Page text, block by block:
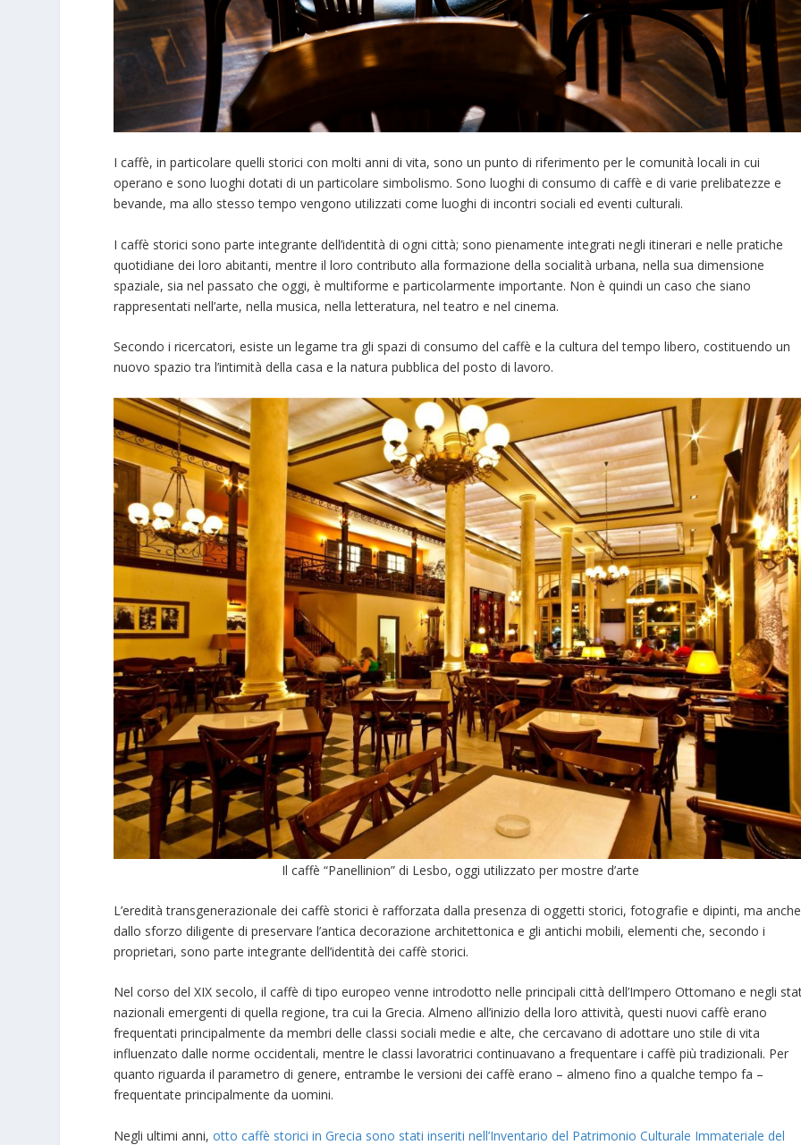
I caffè, in particolare quelli storici con molti anni di vita, sono un punto di riferimento per le comunità locali in cui
operano e sono luoghi dotati di un particolare simbolismo. Sono luoghi di consumo di caffè e di varie prelibatezze e
bevande, ma allo stesso tempo vengono utilizzati come luoghi di incontri sociali ed eventi culturali.
I caffè storici sono parte integrante dell’identità di ogni città; sono pienamente integrati negli itinerari e nelle pratiche
quotidiane dei loro abitanti, mentre il loro contributo alla formazione della socialità urbana, nella sua dimensione
spaziale, sia nel passato che oggi, è multiforme e particolarmente importante. Non è quindi un caso che siano
rappresentati nell’arte, nella musica, nella letteratura, nel teatro e nel cinema.
Secondo i ricercatori, esiste un legame tra gli spazi di consumo del caffè e la cultura del tempo libero, costituendo un
nuovo spazio tra l’intimità della casa e la natura pubblica del posto di lavoro.
Il caffè “Panellinion” di Lesbo, oggi utilizzato per mostre d’arte
L’eredità transgenerazionale dei caffè storici è rafforzata dalla presenza di oggetti storici, fotografie e dipinti, ma anche
dallo sforzo diligente di preservare l’antica decorazione architettonica e gli antichi mobili, elementi che, secondo i
proprietari, sono parte integrante dell’identità dei caffè storici.
Nel corso del XIX secolo, il caffè di tipo europeo venne introdotto nelle principali città dell’Impero Ottomano e negli
nazionali emergenti di quella regione, tra cui la Grecia. Almeno all’inizio della loro attività, questi nuovi caffè erano
frequentati principalmente da membri delle classi sociali medie e alte, che cercavano di adottare uno stile di vita
influenzato dalle norme occidentali, mentre le classi lavoratrici continuavano a frequentare i caffè più tradizionali. Per
quanto riguarda il parametro di genere, entrambe le versioni dei caffè erano – almeno fino a qualche tempo fa –
frequentate principalmente da uomini.
Negli ultimi anni,otto caffè storici in Grecia sono stati inseriti nell’Inventario del Patrimonio Culturale Immateriale del